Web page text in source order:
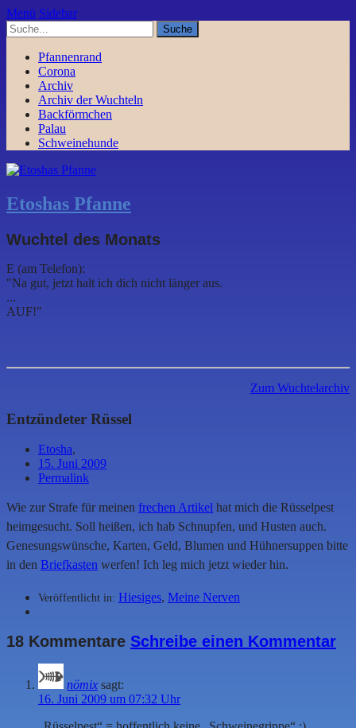
Menü Sidebar
Pfannenrand
Corona
Archiv
Archiv der Wuchteln
Backförmchen
Palau
Schweinehunde
Etoshas Pfanne
Wuchtel des Monats
E (am Telefon):
"Na gut, jetzt halt ich dich nicht länger aus.
...
AUF!"
Zum Wuchtelarchiv
Entzündeter Rüssel
Etosha,
15. Juni 2009
Permalink
Wie zur Strafe für meinen frechen Artikel hat mich die Rüsselpest
heimgesucht. Soll heißen, ich hab Schnupfen, und Husten auch.
Genesungswünsche, Karten, Geld, Blumen und Hühnersuppen bitte
in den Briefkasten werfen! Ich leg mich jetzt wieder hin.
Veröffentlicht in: Hiesiges, Meine Nerven
18 Kommentare Schreibe einen Kommentar
nömix sagt:
16. Juni 2009 um 07:32 Uhr